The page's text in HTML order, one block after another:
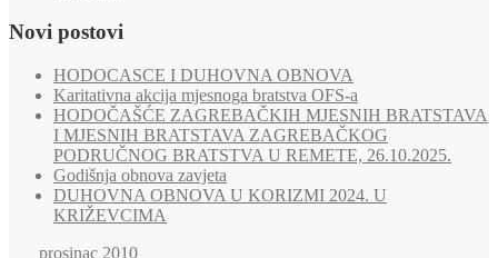
Novi postovi
HODOCASCE I DUHOVNA OBNOVA
Karitativna akcija mjesnoga bratstva OFS-a
HODOČAŠĆE ZAGREBAČKIH MJESNIH BRATSTAVA
I MJESNIH BRATSTAVA ZAGREBAČKOG
PODRUČNOG BRATSTVA U REMETE, 26.10.2025.
Godišnja obnova zavjeta
DUHOVNA OBNOVA U KORIZMI 2024. U
KRIŽEVCIMA
prosinac 2010